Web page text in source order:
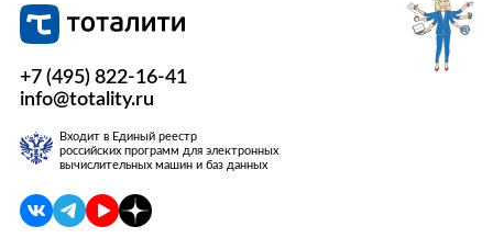
+7 (495) 822-16-41
info@totality.ru
Входит в Единый реестр
российских программ для электронных
вычислительных машин и баз данных